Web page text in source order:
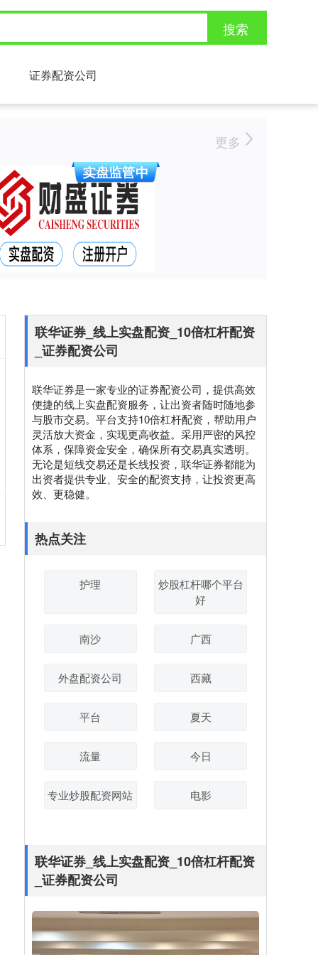
搜索
证券配资公司
更多
联华证券_线上实盘配资_10倍杠杆配资
_证券配资公司
联华证券是一家专业的证券配资公司，提供高效
便捷的线上实盘配资服务，让出资者随时随地参
与股市交易。平台支持10倍杠杆配资，帮助用户
灵活放大资金，实现更高收益。采用严密的风控
体系，保障资金安全，确保所有交易真实透明。
无论是短线交易还是长线投资，联华证券都能为
出资者提供专业、安全的配资支持，让投资更高
效、更稳健。
热点关注
护理
炒股杠杆哪个平台
好
南沙 广西
外盘配资公司 西藏
平台 夏天
流量 今日
专业炒股配资网站 电影
联华证券_线上实盘配资_10倍杠杆配资
_证券配资公司